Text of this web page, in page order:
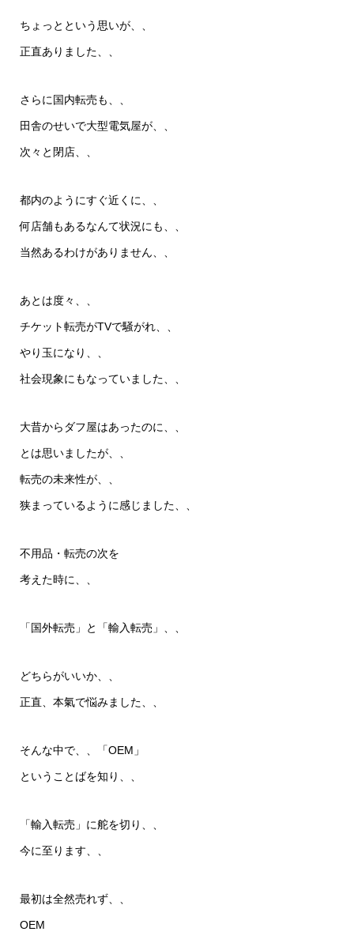
ちょっとという思いが、、
正直ありました、、
さらに国内転売も、、
田舎のせいで大型電気屋が、、
次々と閉店、、
都内のようにすぐ近くに、、
何店舗もあるなんて状況にも、、
当然あるわけがありません、、
あとは度々、、
チケット転売がTVで騒がれ、、
やり玉になり、、
社会現象にもなっていました、、
大昔からダフ屋はあったのに、、
とは思いましたが、、
転売の未来性が、、
狭まっているように感じました、、
不用品・転売の次を
考えた時に、、
「国外転売」と「輸入転売」、、
どちらがいいか、、
正直、本氣で悩みました、、
そんな中で、、「OEM」
ということばを知り、、
「輸入転売」に舵を切り、、
今に至ります、、
最初は全然売れず、、
OEM